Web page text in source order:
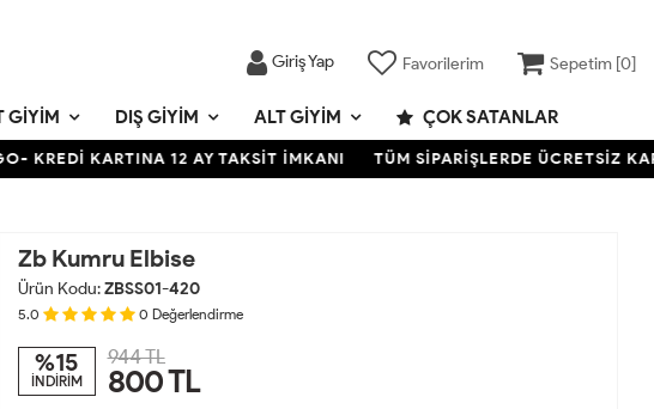
Giriş Yap Favorilerim Sepetim [0]
GIYIM DIŞ GIYIM ALT GIYIM ÇOK SATANLAR
KARTINA 12 AY TAKSİT İMKANI TÜM SİPARİŞLERDE ÜCRETSİZ
Zb Kumru Elbise
Ürün Kodu:ZBSS01-420
5.0 0 Değerlendirme
%15
İNDİRİM
944 TL
800TL